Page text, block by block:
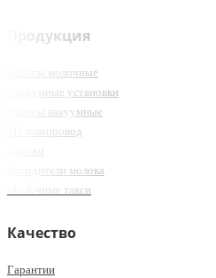
Продукция
Насосы молочные
Вакуумные установки
Насосы вакуумные
Молокопровод
Охладители молока
Молочные такси
Качество
Гарантии